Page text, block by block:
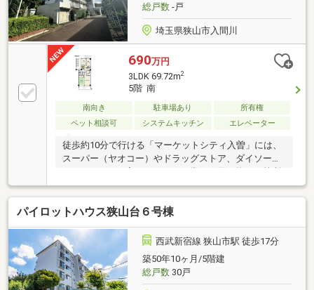
総戸数-戸
埼玉県狭山市入間川
690万円
3LDK 69.72m2
5階 南
南向き 駐車場あり
所有権
ペット相談可
システムキッチン エレベーター
徒歩約10分で行ける「マーケットシティ入曽」には、
スーパー（ヤオコー）やドラッグストア、ダイソー、
で完結します。大規模マンションならではのゆとりあ
る敷地内には公園や駐車場・駐輪場が整っており、快
適な住環境も魅力です。※エレベーター完備（本物件
は4階・6階に停止するスキップフロア構造のため、当
該階には停止しません）
パイロットハウス狭山台６号棟
西武新宿線 狭山市駅 徒歩17分
築50年10ヶ月/5階建
総戸数30戸